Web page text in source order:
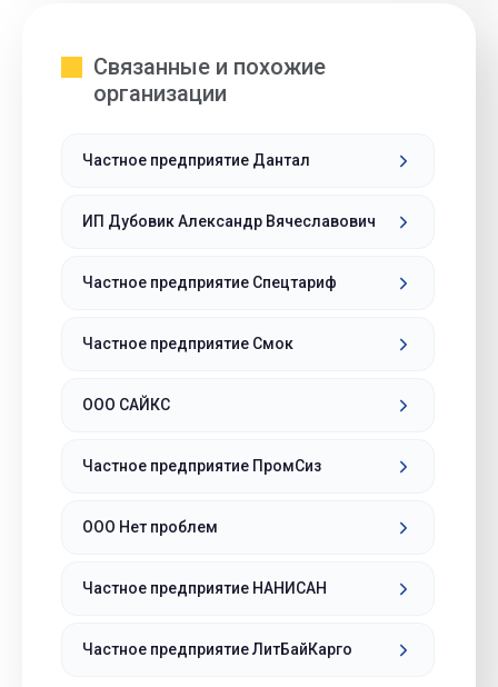
Связанные и похожие
организации
Частное предприятие Дантал
ИП Дубовик Александр Вячеславович
Частное предприятие Спецтариф
Частное предприятие Смок
ООО САЙКС
Частное предприятие ПромСиз
ООО Нет проблем
Частное предприятие НАНИСАН
Частное предприятие ЛитБайКарго